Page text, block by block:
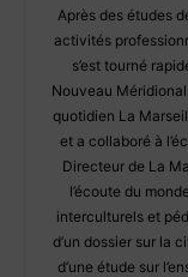
Après des études
activités
s’est tourné
Nouveau
quotidien La
et a collaboré à
Directeur de La
l’écoute du
interculturels et
d’un dossier sur la
d’une étude sur